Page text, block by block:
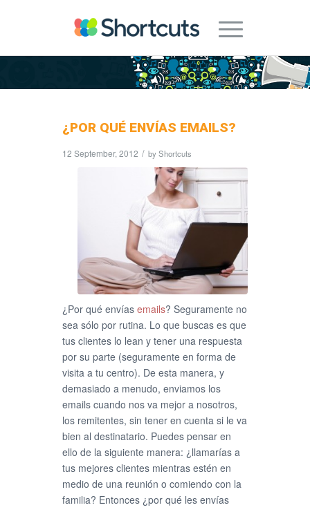
¿POR QUÉ ENVÍAS EMAILS?
12 September, 2012 / byShortcuts
¿Por qué envías emails? Seguramente no
sea sólo por rutina. Lo que buscas es que
tus clientes lo lean y tener una respuesta
por su parte (seguramente en forma de
visita a tu centro). De esta manera, y
demasiado a menudo, enviamos los
emails cuando nos va mejor a nosotros,
los remitentes, sin tener en cuenta si le va
bien al destinatario. Puedes pensar en
ello de la siguiente manera: ¿llamarías a
tus mejores clientes mientras estén en
medio de una reunión o comiendo con la
familia? Entonces ¿por qué les envías